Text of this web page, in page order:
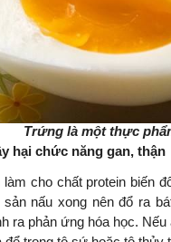
Trứng là một thực
hại chức năng gan, thận
làm cho chất protein biến
nấu xong nên đổ ra
ra phản ứng hóa học.